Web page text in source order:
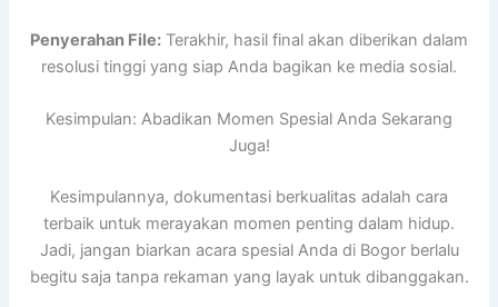
Penyerahan File: Terakhir, hasil final akan diberikan dalam
resolusi tinggi yang siap Anda bagikan ke media sosial.
Kesimpulan: Abadikan Momen Spesial Anda Sekarang
Juga!
Kesimpulannya, dokumentasi berkualitas adalah cara
terbaik untuk merayakan momen penting dalam hidup.
Jadi, jangan biarkan acara spesial Anda di Bogor berlalu
begitu saja tanpa rekaman yang layak untuk dibanggakan.